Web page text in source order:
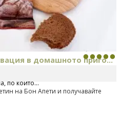
в домашното приго...
предлагането на изцяло нов
по който...
на Бон Апети и получавайте